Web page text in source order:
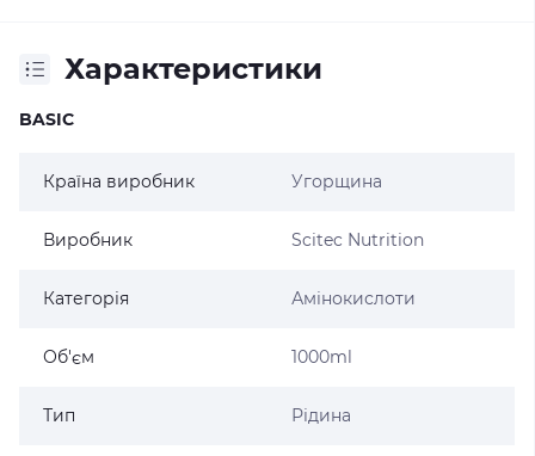
Характеристики
BASIC
Країна виробник Угорщина
Виробник Scitec Nutrition
Категорія Амінокислоти
Об'єм 1000ml
Тип Рідина